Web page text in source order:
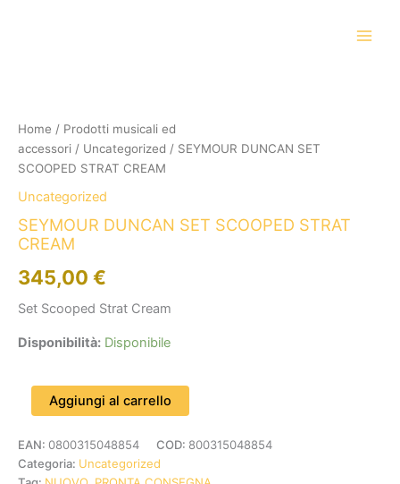
Home / Prodotti musicali ed
accessori / Uncategorized / SEYMOUR DUNCAN SET
SCOOPED STRAT CREAM
Uncategorized
SEYMOUR DUNCAN SET SCOOPED STRAT
CREAM
345,00 €
Set Scooped Strat Cream
Disponibilità: Disponibile
SCOOPED
STRAT
CREAM
Aggiungi al carrello
EAN: 0800315048854 COD: 800315048854
Categoria: Uncategorized